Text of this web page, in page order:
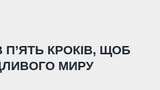
КРОКІВ, ЩОБ
МИРУ